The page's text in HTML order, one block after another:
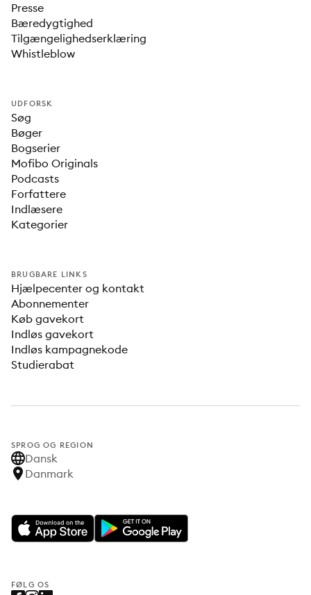
Presse
Bæredygtighed
Tilgængelighedserklæring
Whistleblow
UDFORSK
Søg
Bøger
Bogserier
Mofibo Originals
Podcasts
Forfattere
Indlæsere
Kategorier
BRUGBARE LINKS
Hjælpecenter og kontakt
Abonnementer
Køb gavekort
Indløs gavekort
Indløs kampagnekode
Studierabat
SPROG OG REGION
Dansk
Danmark
FØLG OS